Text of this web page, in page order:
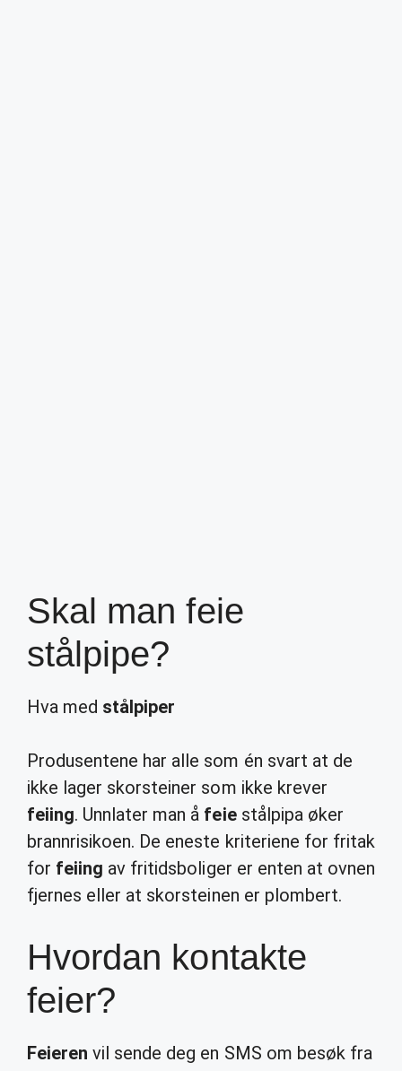
Skal man feie
stålpipe?
Hva med stålpiper
Produsentene har alle som én svart at de
ikke lager skorsteiner som ikke krever
feiing. Unnlater man å feiestålpipa øker
brannrisikoen. De eneste kriteriene for fritak
for feiing av fritidsboliger er enten at ovnen
fjernes eller at skorsteinen er plombert.
Hvordan kontakte
feier?
Feieren vil sende deg en SMS om besøk fra